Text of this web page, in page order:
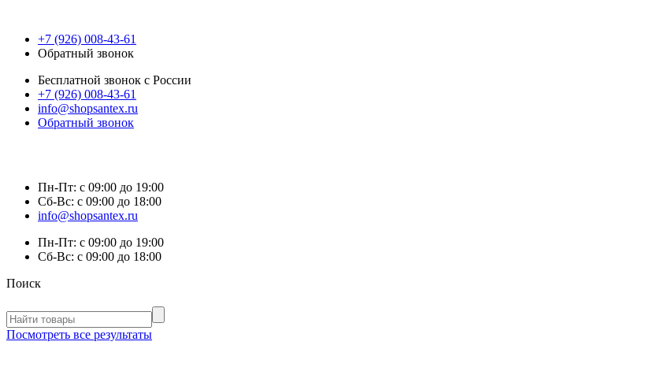
+7 (926) 008-43-61
Обратный звонок
Бесплатной звонок с России
+7 (926) 008-43-61
info@shopsantex.ru
Обратный звонок
Пн-Пт: с 09:00 до 19:00
Сб-Вс: с 09:00 до 18:00
info@shopsantex.ru
Пн-Пт: с 09:00 до 19:00
Сб-Вс: с 09:00 до 18:00
Поиск
Посмотреть все результаты